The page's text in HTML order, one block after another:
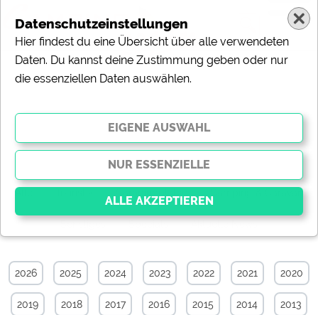
2007
Alle Camping & Caravan
Sonstiges Specials Aktuelle News
2026 2025 2024 2023 2022 2021 2020
2019 2018 2017 2016 2015 2014 2013
Datenschutzeinstellungen
Hier findest du eine Übersicht über alle verwendeten
Daten. Du kannst deine Zustimmung geben oder nur
die essenziellen Daten auswählen.
Essenzielle Cookies ermöglichen grundlegende
Funktionen und sind für die einwandfreie Funktion der
Website dringend erforderlich. Ohne diese Cookies
werden Teile der Websitenicht funktionieren.